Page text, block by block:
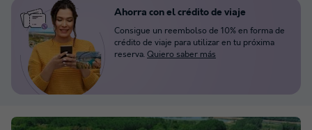
Ahorra con el crédito de viaje
Consigue un reembolso de 10% en forma de
crédito de viaje para utilizar en tu próxima
reserva. Quiero saber más